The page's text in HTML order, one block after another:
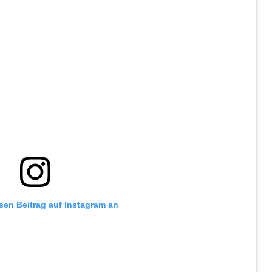
Beitrag auf Instagram an